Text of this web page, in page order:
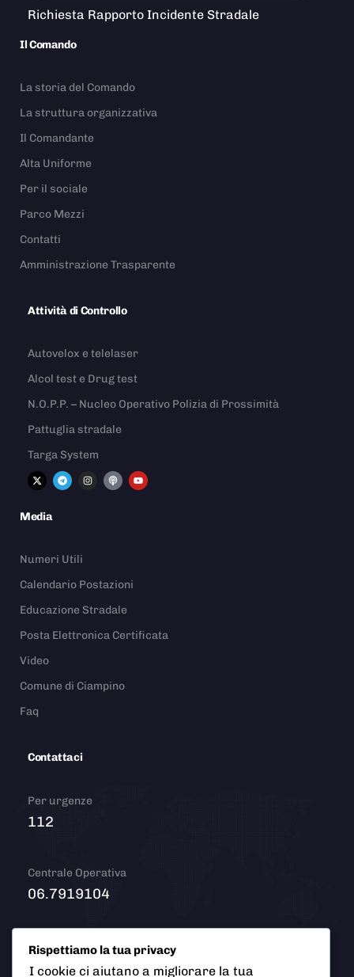
Richiesta Rapporto Incidente Stradale
Il Comando
La storia del Comando
La struttura organizzativa
Il Comandante
Alta Uniforme
Per il sociale
Parco Mezzi
Contatti
Amministrazione Trasparente
Attività di Controllo
Autovelox e telelaser
Alcol test e Drug test
N.O.P.P. – Nucleo Operativo Polizia di Prossimità
Pattuglia stradale
Targa System
Media
Numeri Utili
Calendario Postazioni
Educazione Stradale
Posta Elettronica Certificata
Video
Comune di Ciampino
Faq
Contattaci
Per urgenze
112
Centrale Operativa
06.7919104
Email
info@polizialocaleciampino.it
Rispettiamo la tua privacy
I cookie ci aiutano a migliorare la tua